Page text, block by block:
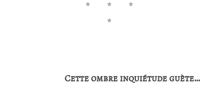
* *
*
*
Cette ombre inquiétude guète…